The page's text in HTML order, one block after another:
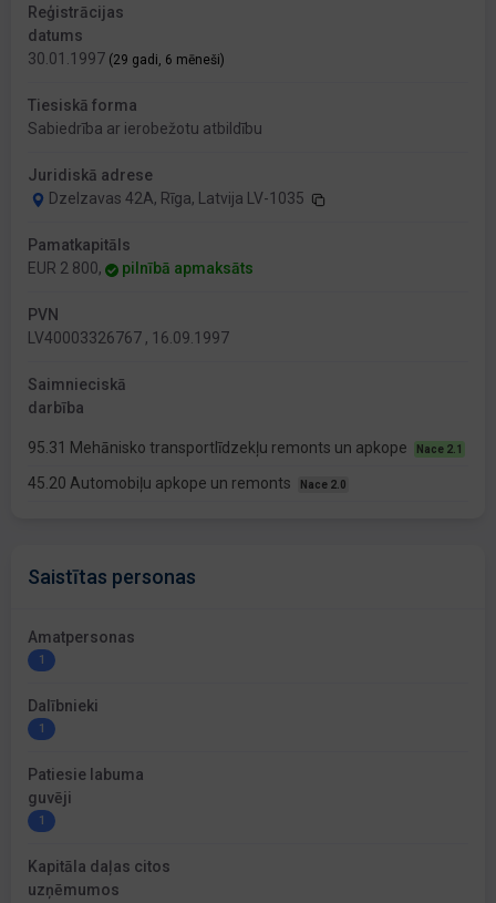
Reģistrācijas
datums
30.01.1997 (29 gadi, 6 mēneši)
Tiesiskā forma
Sabiedrība ar ierobežotu atbildību
Juridiskā adrese
Dzelzavas 42A, Rīga, Latvija LV-1035
Pamatkapitāls
EUR 2 800,
pilnībā apmaksāts
PVN
LV40003326767 , 16.09.1997
Saimnieciskā
darbība
95.31 Mehānisko transportlīdzekļu remonts un apkope Nace 2.1
45.20 Automobiļu apkope un remonts Nace 2.0
Saistītas personas
Amatpersonas
1
Dalībnieki
1
Patiesie labuma
guvēji
1
Kapitāla daļas citos
uzņēmumos